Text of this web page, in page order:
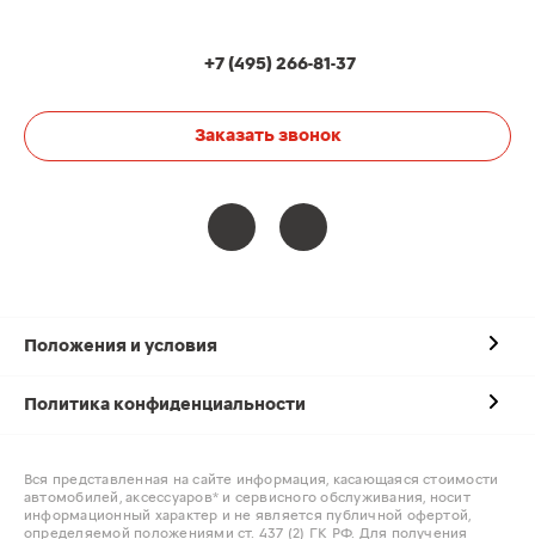
+7 (495) 266-81-37
Заказать звонок
Положения и условия
Политика конфиденциальности
Вся представленная на сайте информация, касающаяся стоимости
автомобилей, аксессуаров* и сервисного обслуживания, носит
информационный характер и не является публичной офертой,
определяемой положениями ст. 437 (2) ГК РФ. Для получения